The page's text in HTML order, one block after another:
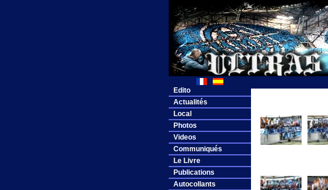
Edito
Actualités
Local
Photos
Videos
Communiqués
Le Livre
Publications
Autocollants